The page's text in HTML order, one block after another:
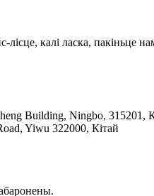
калі ласка, пакіньце
Building, Ningbo, 315201,
Yiwu 322000, Кітай